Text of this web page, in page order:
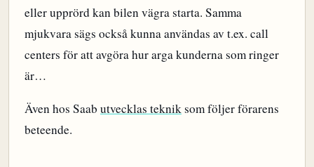
eller upprörd kan bilen vägra starta. Samma
mjukvara sägs också kunna användas av t.ex. call
centers för att avgöra hur arga kunderna som ringer
är…
Även hos Saab utvecklas tekniksom följer förarens
beteende.